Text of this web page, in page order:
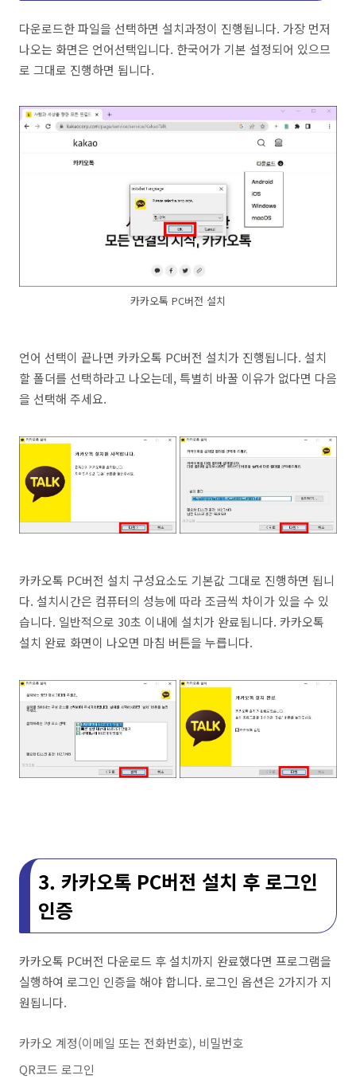
다운로드한 파일을 선택하면 설치과정이 진행됩니다. 가장 먼저
나오는 화면은 언어선택입니다. 한국어가 기본 설정되어 있으므
로 그대로 진행하면 됩니다.
카카오톡 PC버전 설치
언어 선택이 끝나면 카카오톡 PC버전 설치가 진행됩니다. 설치
할 폴더를 선택하라고 나오는데, 특별히 바꿀 이유가 없다면 다음
을 선택해 주세요.
카카오톡 PC버전 설치 구성요소도 기본값 그대로 진행하면 됩니
다. 설치시간은 컴퓨터의 성능에 따라 조금씩 차이가 있을 수 있
습니다. 일반적으로 30초 이내에 설치가 완료됩니다. 카카오톡
설치 완료 화면이 나오면 마침 버튼을 누릅니다.
3. 카카오톡 PC버전 설치 후 로그인
인증
카카오톡 PC버전 다운로드 후 설치까지 완료했다면 프로그램을
실행하여 로그인 인증을 해야 합니다. 로그인 옵션은 2가지가 지
원됩니다.
카카오 계정(이메일 또는 전화번호), 비밀번호
QR코드 로그인